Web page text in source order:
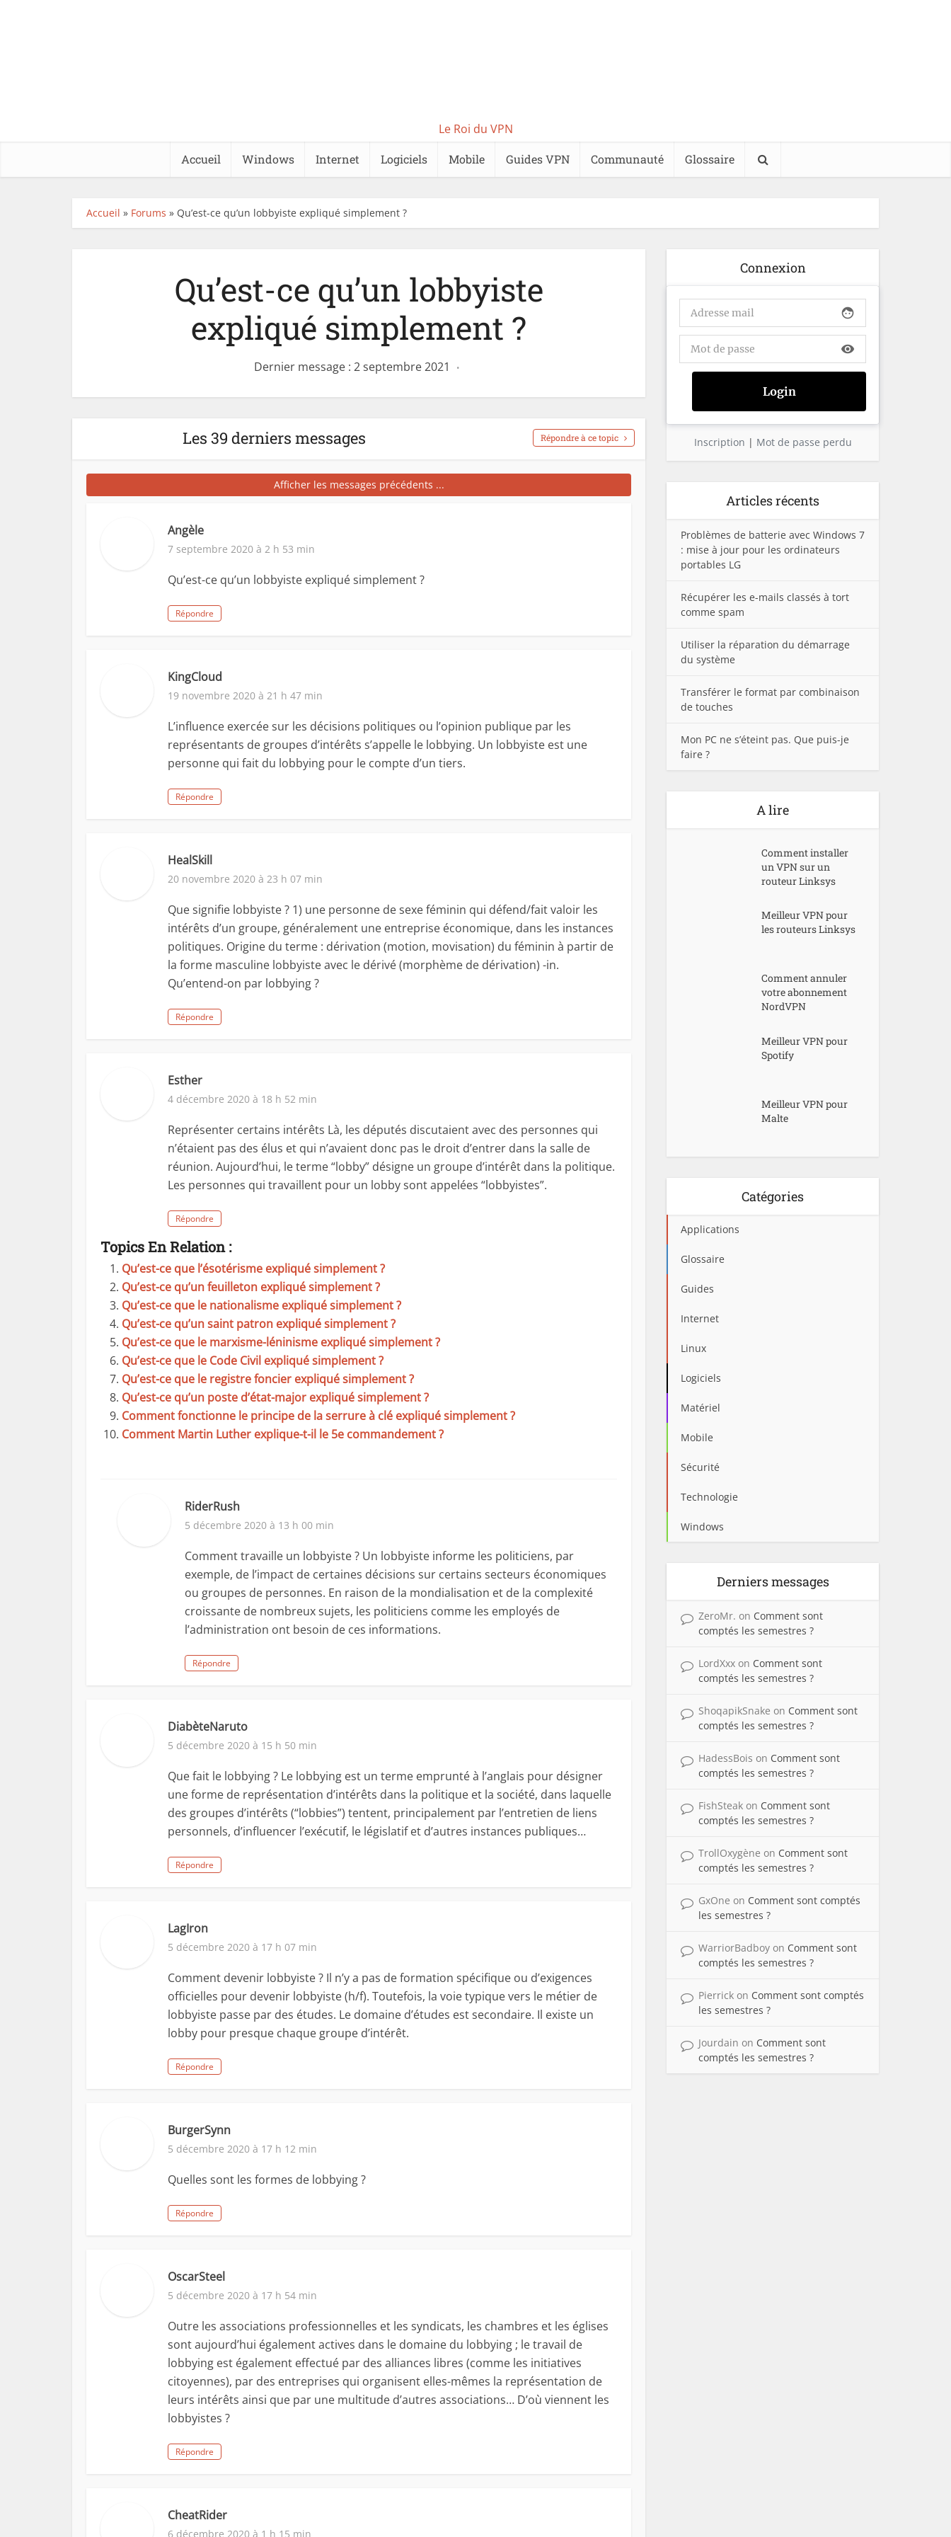
Le Roi du VPN
Accueil Windows Internet Logiciels Mobile Guides VPN Communauté Glossaire
Accueil » Forums » Qu’est-ce qu’un lobbyiste expliqué simplement ?
Qu’est-ce qu’un lobbyiste
expliqué simplement ?
Dernier message : 2 septembre 2021
Les 39 derniers messages Répondre à ce topic
Afficher les messages précédents ...
Angèle
7 septembre 2020 à 2 h 53 min
Qu’est-ce qu’un lobbyiste expliqué simplement ?
Répondre
KingCloud
19 novembre 2020 à 21 h 47 min
L’influence exercée sur les décisions politiques ou l’opinion publique par les
représentants de groupes d’intérêts s’appelle le lobbying. Un lobbyiste est une
personne qui fait du lobbying pour le compte d’un tiers.
Répondre
HealSkill
20 novembre 2020 à 23 h 07 min
Que signifie lobbyiste ? 1) une personne de sexe féminin qui défend/fait valoir les
intérêts d’un groupe, généralement une entreprise économique, dans les instances
politiques. Origine du terme : dérivation (motion, movisation) du féminin à partir de
la forme masculine lobbyiste avec le dérivé (morphème de dérivation) -in.
Qu’entend-on par lobbying ?
Répondre
Esther
4 décembre 2020 à 18 h 52 min
Représenter certains intérêts Là, les députés discutaient avec des personnes qui
n’étaient pas des élus et qui n’avaient donc pas le droit d’entrer dans la salle de
réunion. Aujourd’hui, le terme “lobby” désigne un groupe d’intérêt dans la politique.
Les personnes qui travaillent pour un lobby sont appelées “lobbyistes”.
Répondre
Topics En Relation :
Qu’est-ce que l’ésotérisme expliqué simplement ?
Qu’est-ce qu’un feuilleton expliqué simplement ?
Qu’est-ce que le nationalisme expliqué simplement ?
Qu’est-ce qu’un saint patron expliqué simplement ?
Qu’est-ce que le marxisme-léninisme expliqué simplement ?
Qu’est-ce que le Code Civil expliqué simplement ?
Qu’est-ce que le registre foncier expliqué simplement ?
Qu’est-ce qu’un poste d’état-major expliqué simplement ?
Comment fonctionne le principe de la serrure à clé expliqué simplement ?
Comment Martin Luther explique-t-il le 5e commandement ?
RiderRush
5 décembre 2020 à 13 h 00 min
Comment travaille un lobbyiste ? Un lobbyiste informe les politiciens, par
exemple, de l’impact de certaines décisions sur certains secteurs économiques
ou groupes de personnes. En raison de la mondialisation et de la complexité
croissante de nombreux sujets, les politiciens comme les employés de
l’administration ont besoin de ces informations.
Répondre
DiabèteNaruto
5 décembre 2020 à 15 h 50 min
Que fait le lobbying ? Le lobbying est un terme emprunté à l’anglais pour désigner
une forme de représentation d’intérêts dans la politique et la société, dans laquelle
des groupes d’intérêts (“lobbies”) tentent, principalement par l’entretien de liens
personnels, d’influencer l’exécutif, le législatif et d’autres instances publiques…
Répondre
LagIron
5 décembre 2020 à 17 h 07 min
Comment devenir lobbyiste ? Il n’y a pas de formation spécifique ou d’exigences
officielles pour devenir lobbyiste (h/f). Toutefois, la voie typique vers le métier de
lobbyiste passe par des études. Le domaine d’études est secondaire. Il existe un
lobby pour presque chaque groupe d’intérêt.
Répondre
BurgerSynn
5 décembre 2020 à 17 h 12 min
Quelles sont les formes de lobbying ?
Répondre
OscarSteel
5 décembre 2020 à 17 h 54 min
Outre les associations professionnelles et les syndicats, les chambres et les églises
sont aujourd’hui également actives dans le domaine du lobbying ; le travail de
lobbying est également effectué par des alliances libres (comme les initiatives
citoyennes), par des entreprises qui organisent elles-mêmes la représentation de
leurs intérêts ainsi que par une multitude d’autres associations… D’où viennent les
lobbyistes ?
Répondre
CheatRider
6 décembre 2020 à 1 h 15 min
Connexion
face
visibility
Inscription | Mot de passe perdu
Articles récents
Problèmes de batterie avec Windows 7
: mise à jour pour les ordinateurs
portables LG
Récupérer les e-mails classés à tort
comme spam
Utiliser la réparation du démarrage
du système
Transférer le format par combinaison
de touches
Mon PC ne s’éteint pas. Que puis-je
faire ?
A lire
Comment installer
un VPN sur un
routeur Linksys
Meilleur VPN pour
les routeurs Linksys
Comment annuler
votre abonnement
NordVPN
Meilleur VPN pour
Spotify
Meilleur VPN pour
Malte
Catégories
Applications
Glossaire
Guides
Internet
Linux
Logiciels
Matériel
Mobile
Sécurité
Technologie
Windows
Derniers messages
ZeroMr. on Comment sont
comptés les semestres ?
LordXxx on Comment sont
comptés les semestres ?
ShoqapikSnake on Comment sont
comptés les semestres ?
HadessBois on Comment sont
comptés les semestres ?
FishSteak on Comment sont
comptés les semestres ?
TrollOxygène on Comment sont
comptés les semestres ?
GxOne on Comment sont comptés
les semestres ?
WarriorBadboy on Comment sont
comptés les semestres ?
Pierrick on Comment sont comptés
les semestres ?
Jourdain on Comment sont
comptés les semestres ?